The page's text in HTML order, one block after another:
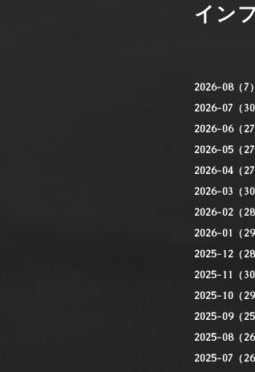
2026-08（7）
2026-07（30
2026-06（27
2026-05（27
2026-04（27
2026-03（30
2026-02（28
2026-01（29
2025-12（28
2025-11（30
2025-10（29
2025-09（25
2025-08（26
2025-07（26
イン